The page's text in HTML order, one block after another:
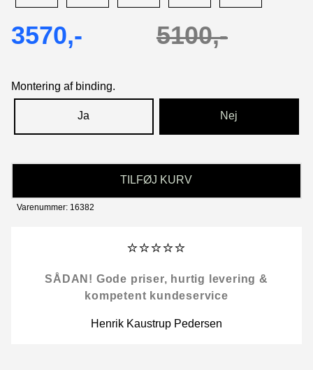
3570,- 5100,-
Montering af binding.
Ja Nej
TILFØJ KURV
Varenummer: 16382
⭐⭐⭐⭐⭐
SÅDAN! Gode priser, hurtig levering &
kompetent kundeservice
Henrik Kaustrup Pedersen